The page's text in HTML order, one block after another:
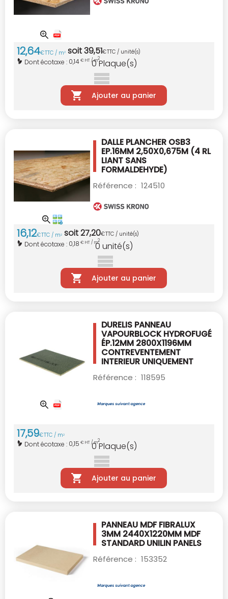
12,64€TTC / m2 soit39,51€TTC / unité(s)
Dont écotaxe : 0,14€ HT / m2
0Plaque(s)
Ajouter au panier
DALLE PLANCHER OSB3
EP.16MM 2,50X0,675M (4 RL
LIANT SANS
FORMALDEHYDE)
Référence : 124510
16,12€TTC / m2 soit27,20€TTC / unité(s)
Dont écotaxe : 0,18 € HT / m2
0 unité(s)
Ajouter au panier
DURELIS PANNEAU
VAPOURBLOCK HYDROFUGÉ
ÉP.12MM 2800X1196MM
CONTREVENTEMENT
INTERIEUR UNIQUEMENT
Référence : 118595
17,59€TTC / m2
Dont écotaxe : 0,15 € HT / m2
0 Plaque(s)
Ajouter au panier
PANNEAU MDF FIBRALUX
3MM 2440X1220MM MDF
STANDARD UNILIN PANELS
Référence : 153352